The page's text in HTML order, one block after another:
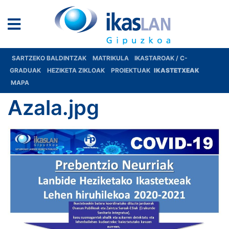
SARTZEKO BALDINTZAK MATRIKULA
IKASTAROAK / C-
GRADUAK
HEZIKETA ZIKLOAK PROIEKTUAK IKASTETXEAK
MAPA
Azala.jpg